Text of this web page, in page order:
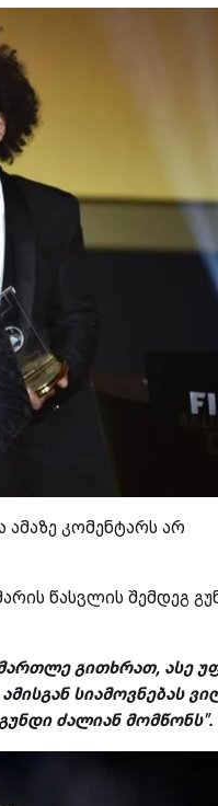
კომენტარს არ
წასვლის შემდეგ
გითხრათ, ასე
სიამოვნებას
ძალიან მომწონს".